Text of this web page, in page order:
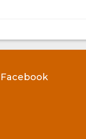
Facebook